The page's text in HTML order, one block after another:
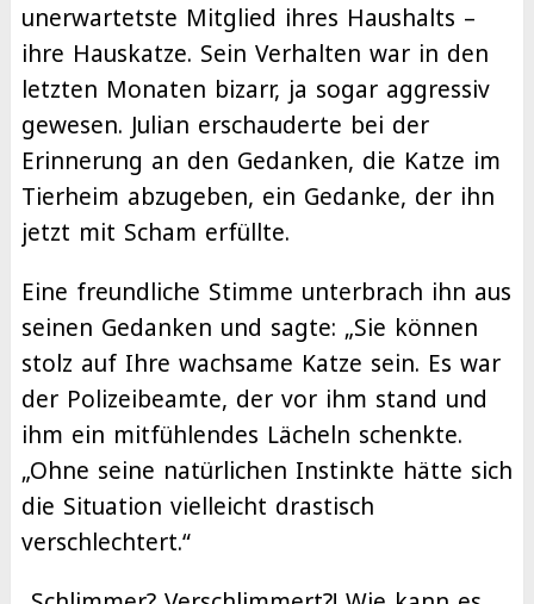
unerwartetste Mitglied ihres Haushalts –
ihre Hauskatze. Sein Verhalten war in den
letzten Monaten bizarr, ja sogar aggressiv
gewesen. Julian erschauderte bei der
Erinnerung an den Gedanken, die Katze im
Tierheim abzugeben, ein Gedanke, der ihn
jetzt mit Scham erfüllte.
Eine freundliche Stimme unterbrach ihn aus
seinen Gedanken und sagte: „Sie können
stolz auf Ihre wachsame Katze sein. Es war
der Polizeibeamte, der vor ihm stand und
ihm ein mitfühlendes Lächeln schenkte.
„Ohne seine natürlichen Instinkte hätte sich
die Situation vielleicht drastisch
verschlechtert.“